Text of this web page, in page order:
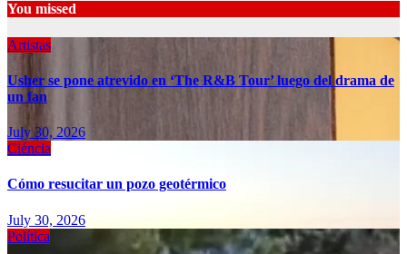
You missed
Artistas
Usher se pone atrevido en ‘The R&B Tour’ luego del drama de
un fan
July 30, 2026
Ciéncia
Cómo resucitar un pozo geotérmico
July 30, 2026
Política